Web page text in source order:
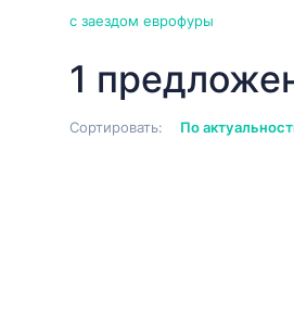
с заездом еврофуры
1
Сортировать: По